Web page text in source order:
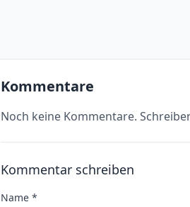
Kommentare
Noch keine Kommentare.
Kommentar schreiben
Name *